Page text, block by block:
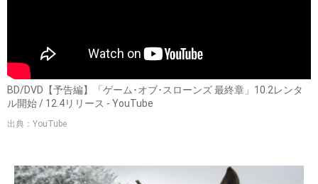
BD/DVD【予告編】「ゲーム･オブ･スローンズ 最終章」10.2レンタ
ル開始 / 12.4リリース - YouTube
出典：YouTube